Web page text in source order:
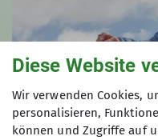
Diese Website
Wir verwenden Cookies,
personalisieren,
können und Zugriffe auf